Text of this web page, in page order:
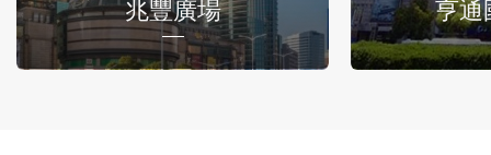
兆豐廣場 亨通